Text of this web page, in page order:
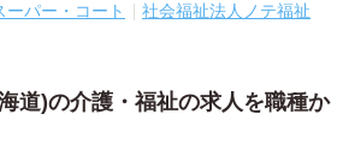
ーパー・コート
社会福祉法人ノテ福祉
道)の介護・福祉の求人を職種か